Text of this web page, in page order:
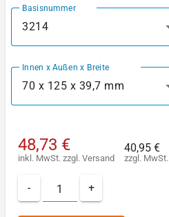
Basisnummer
3214
Innen x Außen x Breite
70 x 125 x 39,7 mm
48,73 €
inkl. MwSt. zzgl. Versand
40,95 €
zzgl. MwSt.
- +